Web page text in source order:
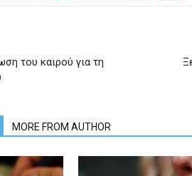
του καιρού για τη
MORE FROM AUTHOR